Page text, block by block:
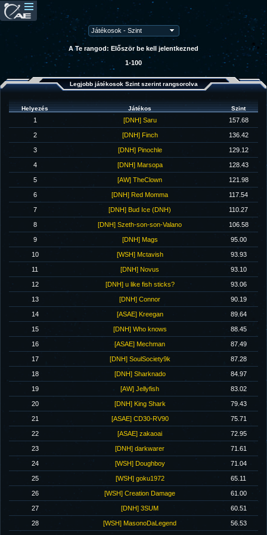
A Te rangod: Először be kell jelentkezned
1-100
Legjobb játékosok Szint szerint rangsorolva
Helyezés Játékos Szint
1 [DNH] Saru 157.68
2 [DNH] Finch 136.42
3 [DNH] Pinochle 129.12
4 [DNH] Marsopa 128.43
5 [AW] TheClown 121.98
6 [DNH] Red Momma 117.54
7 [DNH] Bud Ice (DNH) 110.27
8 [DNH] Szeth-son-son-Valano 106.58
9 [DNH] Mags 95.00
10 [WSH] Mctavish 93.93
11 [DNH] Novus 93.10
12 [DNH] u like fish sticks? 93.06
13 [DNH] Connor 90.19
14 [ASAE] Kreegan 89.64
15 [DNH] Who knows 88.45
16 [ASAE] Mechman 87.49
17 [DNH] SoulSociety9k 87.28
18 [DNH] Sharknado 84.97
19 [AW] Jellyfish 83.02
20 [DNH] King Shark 79.43
21 [ASAE] CD30-RV90 75.71
22 [ASAE] zakaoai 72.95
23 [DNH] darkwarer 71.61
24 [WSH] Doughboy 71.04
25 [WSH] goku1972 65.11
26 [WSH] Creation Damage 61.00
27 [DNH] 3SUM 60.51
28 [WSH] MasonoDaLegend 56.53